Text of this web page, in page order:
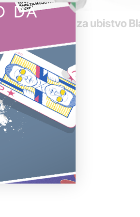
suđenje za ubistvo
januar 2021.
DA